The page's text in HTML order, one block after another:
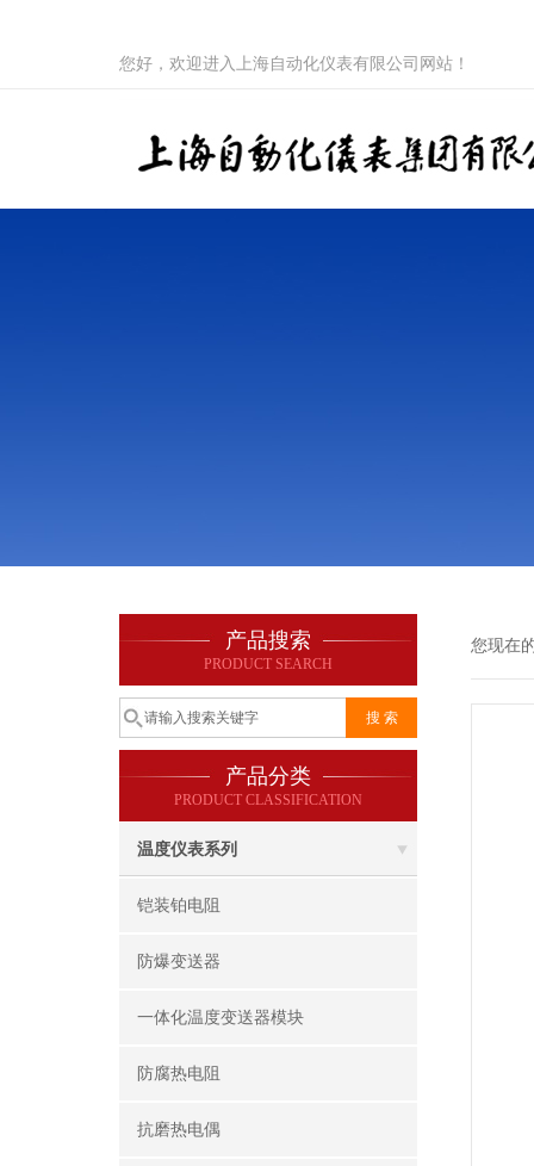
您好，欢迎进入上海自动化仪表有限公司网站！
产品搜索
PRODUCT SEARCH
产品分类
PRODUCT CLASSIFICATION
温度仪表系列
铠装铂电阻
防爆变送器
一体化温度变送器模块
防腐热电阻
抗磨热电偶
您现在